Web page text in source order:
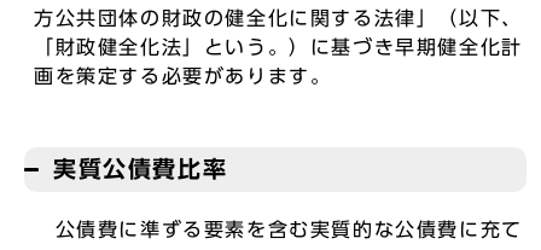
方公共団体の財政の健全化に関する法律」（以下、
「財政健全化法」という。）に基づき早期健全化計
画を策定する必要があります。
実質公債費比率
公債費に準ずる要素を含む実質的な公債費に充て